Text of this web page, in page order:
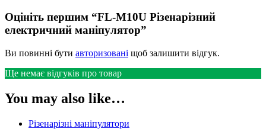
Оцініть першим “FL-M10U Різенарізний
електричний маніпулятор”
Ви повинні бути авторизовані щоб залишити відгук.
Ще немає відгуків про товар
You may also like…
Різенарізні маніпулятори